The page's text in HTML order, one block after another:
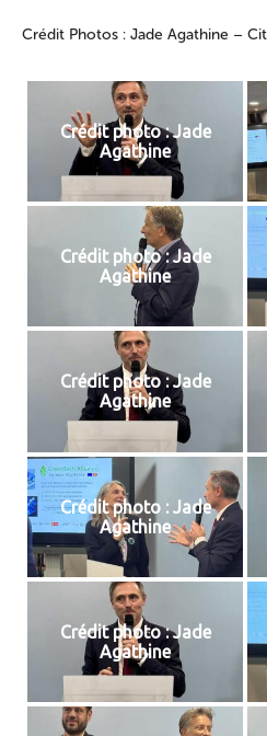
Crédit Photos : Jade Agathine –
Crédit photo : Jade
Agathine
Crédit photo : Jade
Agathine
Crédit photo : Jade
Agathine
Crédit photo : Jade
Agathine
Crédit photo : Jade
Agathine